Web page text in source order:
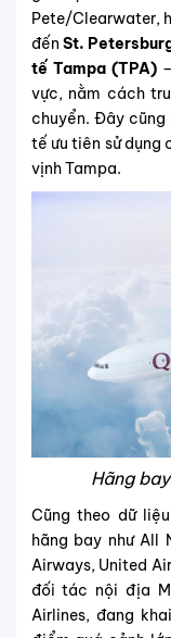
Pete/Clearwater,
đến St.
tế Tampa (TPA)–
vực, nằm cách
chuyển. Đây
tế ưu tiên sử dụng
vịnh Tampa.
Hãng
Cũng theo dữ
hãng bay như All
Airways, United
đối tác nội địa
Airlines, đang